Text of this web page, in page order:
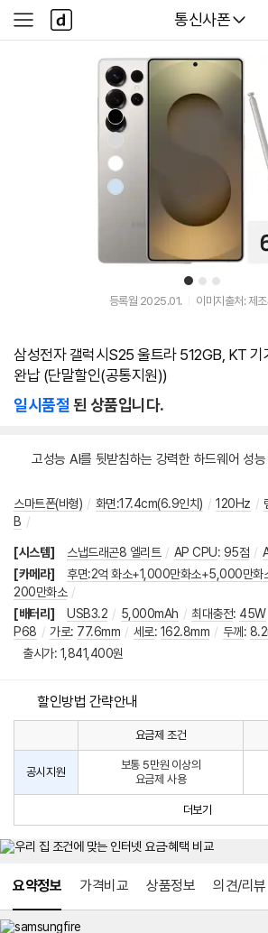
다나와
통신사폰
사
이
다
나
와
1 2 3
등록월 2025.01. 이미지출처: 제
삼성전자 갤럭시S25 울트라 512GB, KT 기
완납 (단말할인(공통지원))
일시품절 된 상품입니다.
고성능 AI를 뒷받침하는 강력한 하드웨어 성능
스마트폰(바형) / 화면:17.4cm(6.9인치) / 120Hz /
B /
[시스템] 스냅드래곤8 엘리트 / AP CPU: 95점 /
[카메라]
후면:2억 화소+1,000만화소+5,000만
200만화소 /
[배터리]
USB3.2 / 5,000mAh / 최대충전: 45W
P68 / 가로: 77.6mm / 세로: 162.8mm / 두께 :
출시가
출시가: 1,841,400원
할인방법 간략안내
원
선
택
약
정
사
인
법
요금제 조건
공시지원
보통 5만원 이상의
요금제 사용
더보기
요약정보 가격비교 상품정보 의견/리뷰